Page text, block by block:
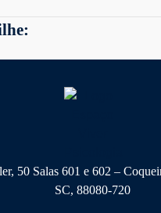
50 Salas 601 e 602 –
SC, 88080-720